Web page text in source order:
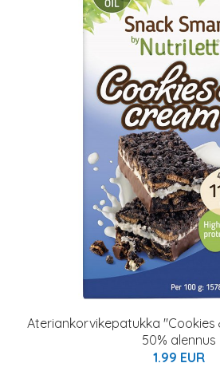
Ateriankorvikepatukka "Cookies
50% alennus
1.99 EUR